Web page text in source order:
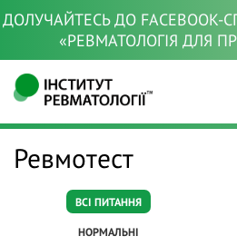
ДОЛУЧАЙТЕСЬ ДО FACEBOOK-
«РЕВМАТОЛОГІЯ ДЛЯ
Ревмотест
ВСІ ПИТАННЯ
НОРМАЛЬНІ